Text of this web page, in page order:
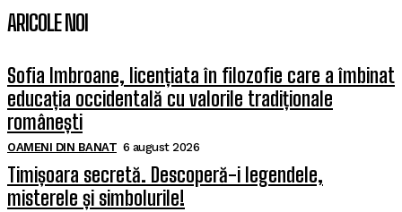
ARICOLE NOI
Sofia Imbroane, licențiata în filozofie care a îmbinat
educația occidentală cu valorile tradiționale
românești
OAMENI DIN BANAT 6 august 2026
Timișoara secretă. Descoperă-i legendele,
misterele și simbolurile!